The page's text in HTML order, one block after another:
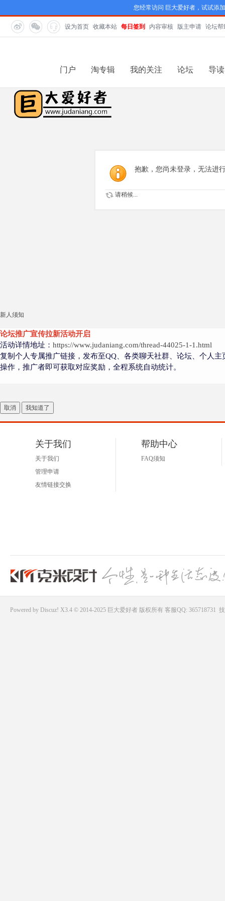
您经常访问 巨大爱好者，试试添
设为首页 收藏本站 每日签到 内容审核 版主申请 论坛帮
门户 淘专辑 我的关注 论坛 导读
抱歉，您尚未登录，无法进
请稍候...
新人须知
论坛推广宣传拉新活动开启
活动详情地址： https://www.judaniang.com/thread-44025-1-1.html
复制个人专属推广链接，发布至QQ、各类聊天社群、论坛、个人
操作，推广者即可获取对应奖励，全程系统自动统计。
取消 我知道了
关于我们
关于我们
管理申请
友情链接交换
帮助中心
FAQ须知
Powered by Discuz! X3.4 © 2014-2025 巨大爱好者版权所有 客服QQ: 365718731